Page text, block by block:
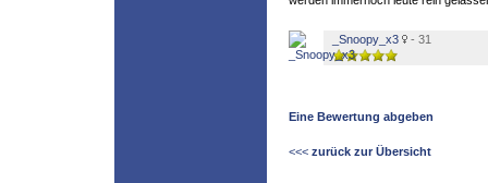
_Snoopy_x3 - 31
Eine Bewertung abgeben
<<< zurück zur Übersicht